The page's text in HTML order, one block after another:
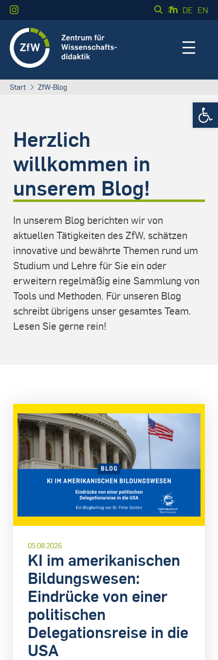
DE EN
Start ZfW-Blog
Herzlich
willkommen in
unserem Blog!
In unserem Blog berichten wir von
aktuellen Tätigkeiten des ZfW, schätzen
innovative und bewährte Themen rund um
Studium und Lehre für Sie ein oder
erweitern regelmäßig eine Sammlung von
Tools und Methoden. Für unseren Blog
schreibt übrigens unser gesamtes Team.
Lesen Sie gerne rein!
05.08.2026
KI im amerikanischen
Bildungswesen:
Eindrücke von einer
politischen
Delegationsreise in die
USA